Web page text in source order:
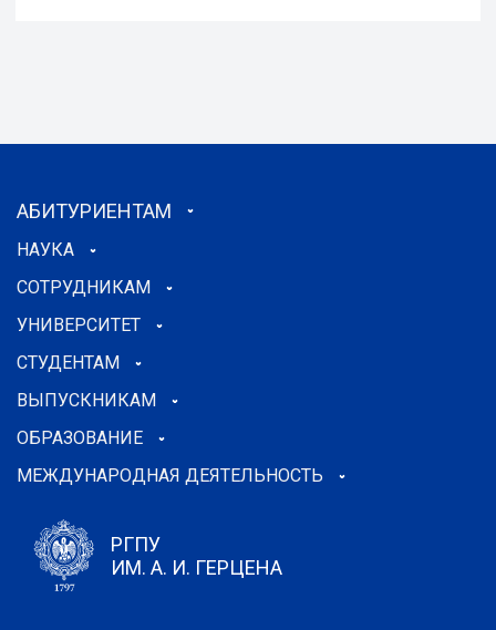
АБИТУРИЕНТАМ
НАУКА
СОТРУДНИКАМ
УНИВЕРСИТЕТ
СТУДЕНТАМ
ВЫПУСКНИКАМ
ОБРАЗОВАНИЕ
МЕЖДУНАРОДНАЯ ДЕЯТЕЛЬНОСТЬ
РГПУ
ИМ. А. И. ГЕРЦЕНА